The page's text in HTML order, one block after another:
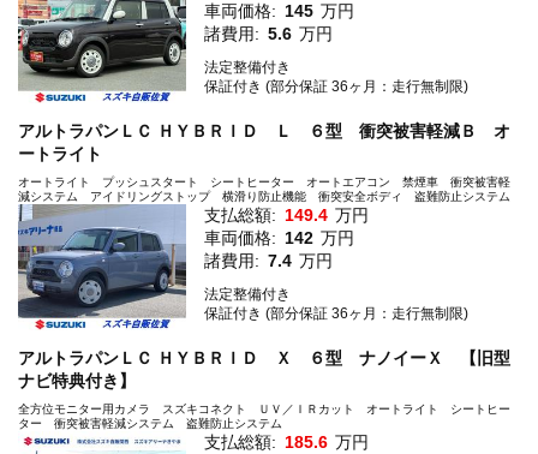
車両価格: 145 万円
諸費用: 5.6 万円
法定整備付き
保証付き (部分保証 36ヶ月：走行無制限)
アルトラパンＬＣ ＨＹＢＲＩＤ Ｌ ６型 衝突被害軽減Ｂ オ
ートライト
オートライト プッシュスタート シートヒーター オートエアコン 禁煙車 衝突被害軽
減システム アイドリングストップ 横滑り防止機能 衝突安全ボディ 盗難防止システム
支払総額: 149.4 万円
車両価格: 142 万円
諸費用: 7.4 万円
法定整備付き
保証付き (部分保証 36ヶ月：走行無制限)
アルトラパンＬＣ ＨＹＢＲＩＤ Ｘ ６型 ナノイーＸ 【旧型
ナビ特典付き】
全方位モニター用カメラ スズキコネクト ＵＶ／ＩＲカット オートライト シートヒー
ター 衝突被害軽減システム 盗難防止システム
支払総額: 185.6 万円